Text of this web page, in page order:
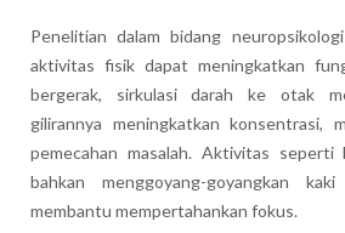
Penelitian dalam bidang
aktivitas fisik dapat meningkatkan
bergerak, sirkulasi darah ke otak
gilirannya meningkatkan konsentrasi,
pemecahan masalah. Aktivitas seperti
bahkan menggoyang-goyangkan
membantu mempertahankan fokus.